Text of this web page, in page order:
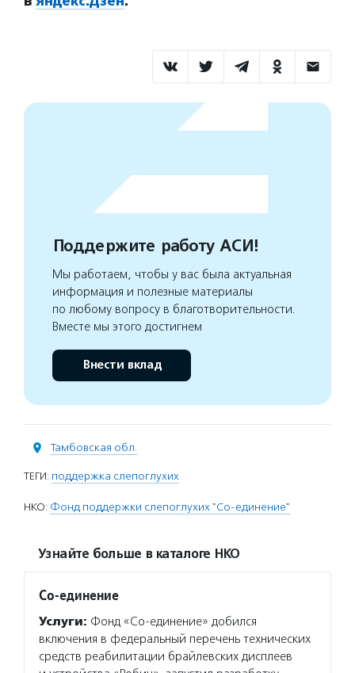
Поддержите работу АСИ!
Мы работаем, чтобы у вас была актуальная
информация и полезные материалы
по любому вопросу в благотворительности.
Вместе мы этого достигнем
Внести вклад
Тамбовская обл.
ТЕГИ: поддержка слепоглухих
НКО: Фонд поддержки слепоглухих "Со-единение"
Узнайте больше в каталоге НКО
Со-единение
Услуги: Фонд «Со-единение» добился
включения в федеральный перечень технических
средств реабилитации брайлевских дисплеев